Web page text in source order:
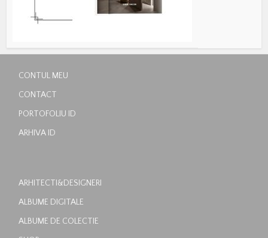
CONTUL MEU
CONTACT
PORTOFOLIU ID
ARHIVA ID
ARHITECTI&DESIGNERI
ALBUME DIGITALE
ALBUME DE COLECTIE